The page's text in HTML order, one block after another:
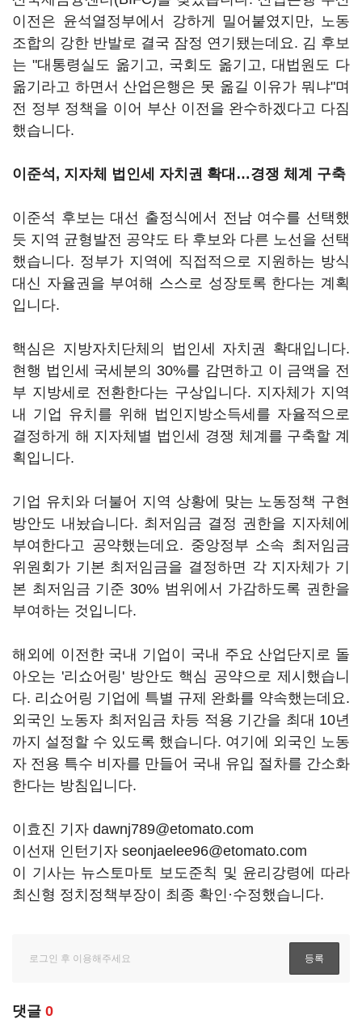
이전은 윤석열정부에서 강하게 밀어붙였지만, 노동
조합의 강한 반발로 결국 잠정 연기됐는데요. 김 후보
는 "대통령실도 옮기고, 국회도 옮기고, 대법원도 다
옮기라고 하면서 산업은행은 못 옮길 이유가 뭐냐"며
전 정부 정책을 이어 부산 이전을 완수하겠다고 다짐
했습니다.
이준석, 지자체 법인세 자치권 확대…경쟁 체계 구축
이준석 후보는 대선 출정식에서 전남 여수를 선택했
듯 지역 균형발전 공약도 타 후보와 다른 노선을 선택
했습니다. 정부가 지역에 직접적으로 지원하는 방식
대신 자율권을 부여해 스스로 성장토록 한다는 계획
입니다.
핵심은 지방자치단체의 법인세 자치권 확대입니다.
현행 법인세 국세분의 30%를 감면하고 이 금액을 전
부 지방세로 전환한다는 구상입니다. 지자체가 지역
내 기업 유치를 위해 법인지방소득세를 자율적으로
결정하게 해 지자체별 법인세 경쟁 체계를 구축할 계
획입니다.
기업 유치와 더불어 지역 상황에 맞는 노동정책 구현
방안도 내놨습니다. 최저임금 결정 권한을 지자체에
부여한다고 공약했는데요. 중앙정부 소속 최저임금
위원회가 기본 최저임금을 결정하면 각 지자체가 기
본 최저임금 기준 30% 범위에서 가감하도록 권한을
부여하는 것입니다.
해외에 이전한 국내 기업이 국내 주요 산업단지로 돌
아오는 '리쇼어링' 방안도 핵심 공약으로 제시했습니
다. 리쇼어링 기업에 특별 규제 완화를 약속했는데요.
외국인 노동자 최저임금 차등 적용 기간을 최대 10년
까지 설정할 수 있도록 했습니다. 여기에 외국인 노동
자 전용 특수 비자를 만들어 국내 유입 절차를 간소화
한다는 방침입니다.
이효진 기자 dawnj789@etomato.com
이선재 인턴기자 seonjaelee96@etomato.com
이 기사는 뉴스토마토 보도준칙 및 윤리강령에 따라
최신형 정치정책부장이 최종 확인·수정했습니다.
댓글 0